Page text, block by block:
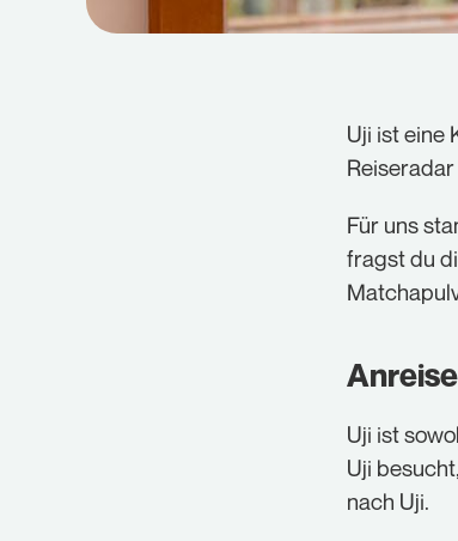
Uji ist eine
Für uns
fragst du
Anreise
Uji ist
Uji
nach Uji.